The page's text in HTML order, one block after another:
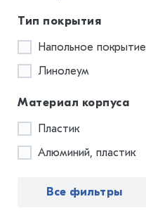
Тип покрытия
Напольное покрытие
Линолеум
Материал корпуса
Пластик
Алюминий, пластик
Все фильтры